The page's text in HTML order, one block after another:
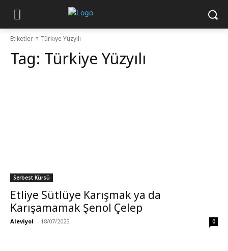
Etiketler Türkiye Yüzyılı
Tag: Türkiye Yüzyılı
Serbest Kürsü
Etliye Sütlüye Karışmak ya da
Karışamamak Şenol Çelep
Aleviyol - 18/07/2025 0